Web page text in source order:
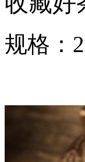
规格：